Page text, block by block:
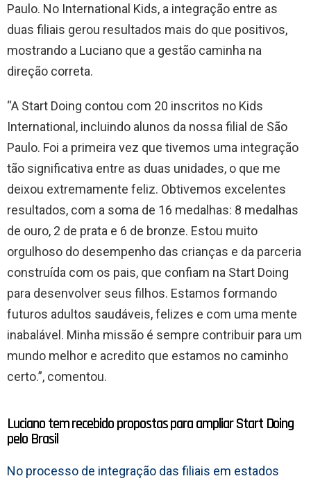
Paulo. No International Kids, a integração entre as
duas filiais gerou resultados mais do que positivos,
mostrando a Luciano que a gestão caminha na
direção correta.
“A Start Doing contou com 20 inscritos no Kids
International, incluindo alunos da nossa filial de São
Paulo. Foi a primeira vez que tivemos uma integração
tão significativa entre as duas unidades, o que me
deixou extremamente feliz. Obtivemos excelentes
resultados, com a soma de 16 medalhas: 8 medalhas
de ouro, 2 de prata e 6 de bronze. Estou muito
orgulhoso do desempenho das crianças e da parceria
construída com os pais, que confiam na Start Doing
para desenvolver seus filhos. Estamos formando
futuros adultos saudáveis, felizes e com uma mente
inabalável. Minha missão é sempre contribuir para um
mundo melhor e acredito que estamos no caminho
certo.”, comentou.
Luciano tem recebido propostas para ampliar Start Doing
pelo Brasil
No processo de integração das filiais em estados